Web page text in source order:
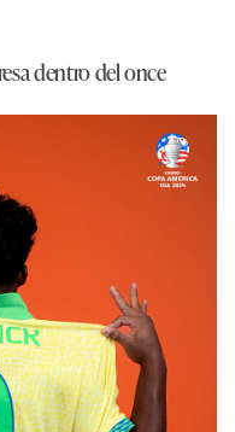
dentro del once